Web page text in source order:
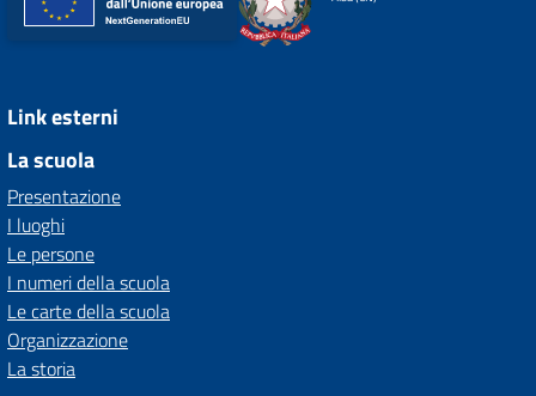
Link esterni
La scuola
Presentazione
I luoghi
Le persone
I numeri della scuola
Le carte della scuola
Organizzazione
La storia